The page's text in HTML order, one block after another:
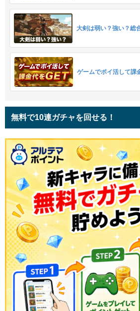
大剣は弱い？強い？総
ゲームでポイ活して課
無料で10連ガチャを回せる！